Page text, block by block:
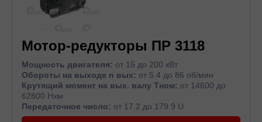
Мотор-редукторы ПР 3118
Мощность двигателя: от 15 до 200 кВт
Обороты на выходе n вых: от 5.4 до 86 об/мин
Крутящий момент на вых. валу Тном: от 14600 до
62800 Нхм
Передаточное число: от 17.2 до 179.9 U